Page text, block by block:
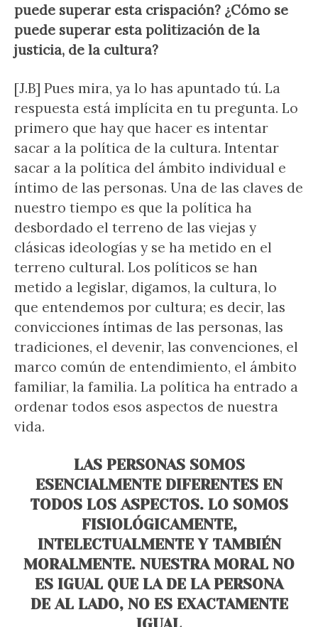
puede superar esta crispación? ¿Cómo se
puede superar esta politización de la
justicia, de la cultura?
[J.B] Pues mira, ya lo has apuntado tú. La
respuesta está implícita en tu pregunta. Lo
primero que hay que hacer es intentar
sacar a la política de la cultura. Intentar
sacar a la política del ámbito individual e
íntimo de las personas. Una de las claves de
nuestro tiempo es que la política ha
desbordado el terreno de las viejas y
clásicas ideologías y se ha metido en el
terreno cultural. Los políticos se han
metido a legislar, digamos, la cultura, lo
que entendemos por cultura; es decir, las
convicciones íntimas de las personas, las
tradiciones, el devenir, las convenciones, el
marco común de entendimiento, el ámbito
familiar, la familia. La política ha entrado a
ordenar todos esos aspectos de nuestra
vida.
LAS PERSONAS SOMOS
ESENCIALMENTE DIFERENTES EN
TODOS LOS ASPECTOS. LO SOMOS
FISIOLÓGICAMENTE,
INTELECTUALMENTE Y TAMBIÉN
MORALMENTE. NUESTRA MORAL NO
ES IGUAL QUE LA DE LA PERSONA
DE AL LADO, NO ES EXACTAMENTE